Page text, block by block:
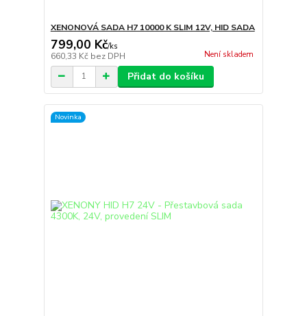
XENONOVÁ SADA H7 10000 K SLIM 12V, HID SADA
799,00 Kč/ks
660,33 Kč bez DPH Není skladem
Přidat do košíku
Novinka